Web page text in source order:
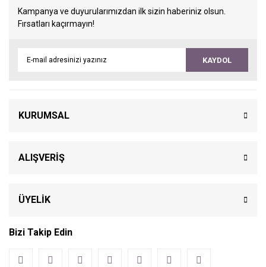
Kampanya ve duyurularımızdan ilk sizin haberiniz olsun.
Fırsatları kaçırmayın!
KAYDOL
KURUMSAL
ALIŞVERİŞ
ÜYELİK
Bizi Takip Edin